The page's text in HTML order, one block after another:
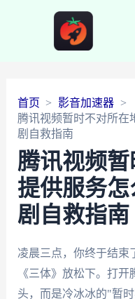
首页
影音加速器
腾讯视频暂时不对所在
剧自救指南
腾讯视频
提供服务
剧自救指南
凌晨三点，你终于结束
《三体》放松下。打
头，而是冷冰冰的"暂